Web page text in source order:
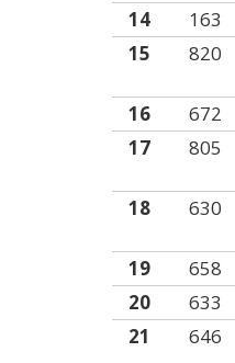
14
163
15
820
16 672
17
805
18 630
19 658
20
633
21
646